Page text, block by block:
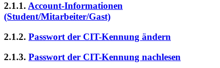
2.1.1. Account-Informationen
(Student/Mitarbeiter/Gast)
2.1.2. Passwort der CIT-Kennung ändern
2.1.3. Passwort der CIT-Kennung nachlesen